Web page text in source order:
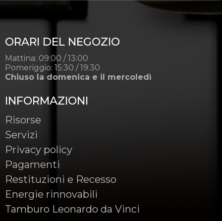
ORARI DEL NEGOZIO
Mattina: 09:00 / 13:00
Pomeriggio: 15:30 / 19:30
Chiuso la domenica e il mercoledì
INFORMAZIONI
Risorse
Servizi
Privacy policy
Pagamenti
Restituzioni e Recesso
Energie rinnovabili
Tamburo Leonardo da Vinci